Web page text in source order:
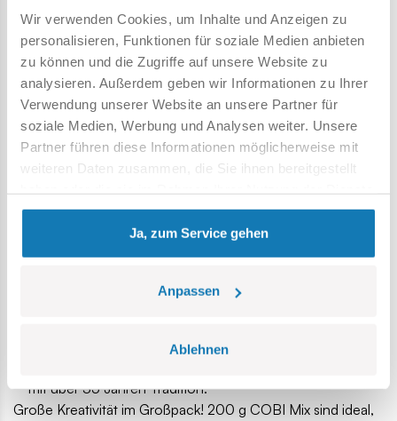
Wir verwenden Cookies, um Inhalte und Anzeigen zu
personalisieren, Funktionen für soziale Medien anbieten
zu können und die Zugriffe auf unsere Website zu
analysieren. Außerdem geben wir Informationen zu Ihrer
Verwendung unserer Website an unsere Partner für
soziale Medien, Werbung und Analysen weiter. Unsere
Partner führen diese Informationen möglicherweise mit
weiteren Daten zusammen, die Sie ihnen bereitgestellt
gesammelt haben.
Ja, zum Service gehen
Anpassen
Ablehnen
entspringen! Jeder Stein kann der Ausgangspunkt für ein
neues Projekt sein. Kombiniere Elemente mit deinen
eigenen Sammlung und erschaffe Bauwerke, die du in
keinem Katalog findest.
Was ist enthalten?
Eine Vielzahl an Bausteinen in vielen Formen, Farben und
Größen.
Interessante Bauelemente und charakteristische Teile aus
COBI Sets.
Eine hervorragende Basis zum Erweitern von Modellen,
Erstellen von Dioramen und Ausprobieren eigener Ideen.
Bausteinsystemen – grenzenloses Bauen ist garantiert.
mit über 35 Jahren Tradition.
Große Kreativität im Großpack! 200 g COBI Mix sind ideal,